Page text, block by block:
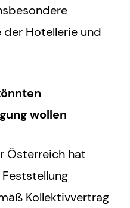
Hotellerie und
wollen
Österreich hat
Kollektivvertrag